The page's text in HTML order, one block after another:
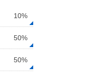
10%
50%
50%